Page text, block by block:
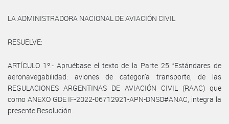
LA ADMINISTRADORA NACIONAL DE AVIACIÓN CIVIL
RESUELVE:
ARTÍCULO 1º.- Apruébase el texto de la Parte 25 “Estándares de
aeronavegabilidad: aviones de categoría transporte, de las
REGULACIONES ARGENTINAS DE AVIACIÓN CIVIL (RAAC) que
como ANEXO GDE IF-2022-06712921-APN-DNSO#ANAC, integra la
presente Resolución.